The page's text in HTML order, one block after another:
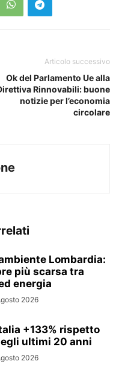
Articolo successivo
Ok del Parlamento Ue alla
Rinnovabili: buone
notizie per l’economia
circolare
Lombardia:
più scarsa tra
energia
2026
+133% rispetto
ultimi 20 anni
2026